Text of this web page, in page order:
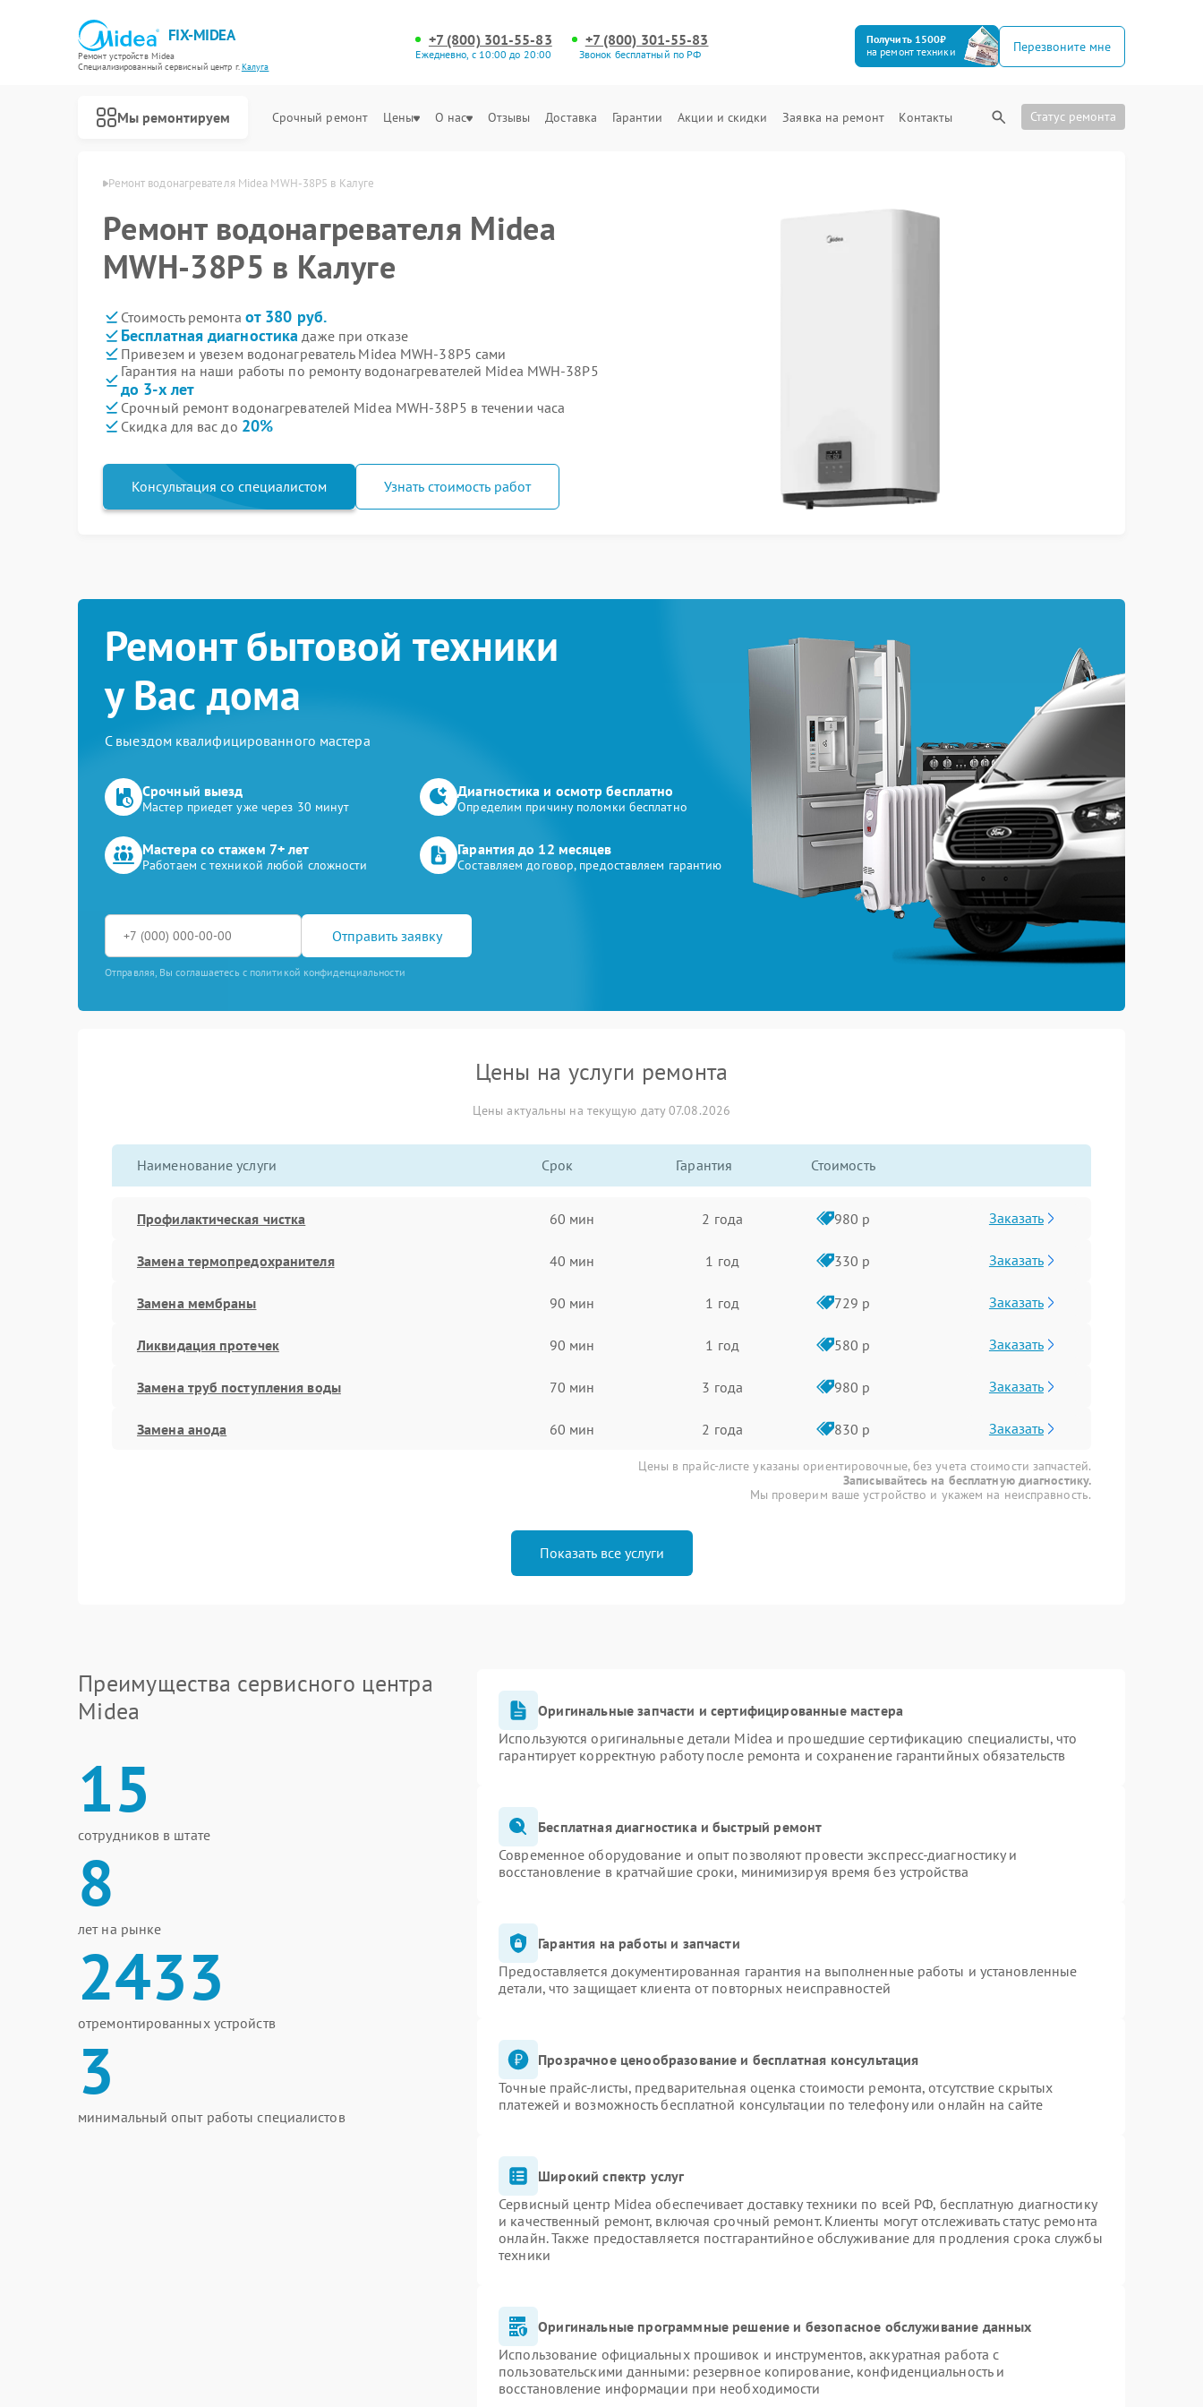
FIX-MIDEA
Ремонт устройств Midea
Специализированный cервисный центр г.Калуга
+7 (800) 301-55-83
Ежедневно, с 10:00 до 20:00
+7 (800) 301-55-83
Звонок бесплатный по РФ
Получить 1500₽
на ремонт техники
Перезвоните мне
Мы ремонтируем Срочный ремонт Цены О нас Отзывы Доставка Гарантии Акции и скидки Заявка на ремонт Контакты Статус ремонта
Ремонт водонагревателя Midea MWH-38P5 в Калуге
Ремонт водонагревателя Midea
MWH-38P5 в Калуге
Стоимость ремонта от 380 руб.
Бесплатная диагностика даже при отказе
Привезем и увезем водонагреватель Midea MWH-38P5 сами
Гарантия на наши работы по ремонту водонагревателей Midea MWH-38P5
до 3-х лет
Срочный ремонт водонагревателей Midea MWH-38P5 в течении часа
Скидка для вас до 20%
Консультация со специалистом Узнать стоимость работ
Ремонт бытовой техники
у Вас дома
С выездом квалифицированного мастера
Срочный выезд
Мастер приедет уже через 30 минут
Диагностика и осмотр бесплатно
Определим причину поломки бесплатно
Мастера со стажем 7+ лет
Работаем с техникой любой сложности
Гарантия до 12 месяцев
Составляем договор, предоставляем гарантию
Отправить заявку
Отправляя, Вы соглашаетесь с политикой конфиденциальности
Цены на услуги ремонта
Цены актуальны на текущую дату 07.08.2026
Наименование услуги Срок Гарантия Стоимость
Профилактическая чистка 60 мин 2 года 980 р Заказать
Замена термопредохранителя 40 мин 1 год 330 р Заказать
Замена мембраны 90 мин 1 год 729 р Заказать
Ликвидация протечек 90 мин 1 год 580 р Заказать
Замена труб поступления воды 70 мин 3 года 980 р Заказать
Замена анода 60 мин 2 года 830 р Заказать
Цены в прайс-листе указаны ориентировочные, без учета стоимости запчастей.
Записывайтесь на бесплатную диагностику.
Мы проверим ваше устройство и укажем на неисправность.
Показать все услуги
Преимущества сервисного центра
Midea
15
сотрудников в штате
8
лет на рынке
2433
отремонтированных устройств
3
минимальный опыт работы специалистов
Оригинальные запчасти и сертифицированные мастера
Используются оригинальные детали Midea и прошедшие сертификацию специалисты, что
гарантирует корректную работу после ремонта и сохранение гарантийных обязательств
Бесплатная диагностика и быстрый ремонт
Современное оборудование и опыт позволяют провести экспресс-диагностику и
восстановление в кратчайшие сроки, минимизируя время без устройства
Гарантия на работы и запчасти
Предоставляется документированная гарантия на выполненные работы и установленные
детали, что защищает клиента от повторных неисправностей
Прозрачное ценообразование и бесплатная консультация
Точные прайс-листы, предварительная оценка стоимости ремонта, отсутствие скрытых
платежей и возможность бесплатной консультации по телефону или онлайн на сайте
Широкий спектр услуг
Сервисный центр Midea обеспечивает доставку техники по всей РФ, бесплатную диагностику
и качественный ремонт, включая срочный ремонт. Клиенты могут отслеживать статус ремонта
онлайн. Также предоставляется постгарантийное обслуживание для продления срока службы
техники
Оригинальные программные решение и безопасное обслуживание данных
Использование официальных прошивок и инструментов, аккуратная работа с
пользовательскими данными: резервное копирование, конфиденциальность и
восстановление информации при необходимости